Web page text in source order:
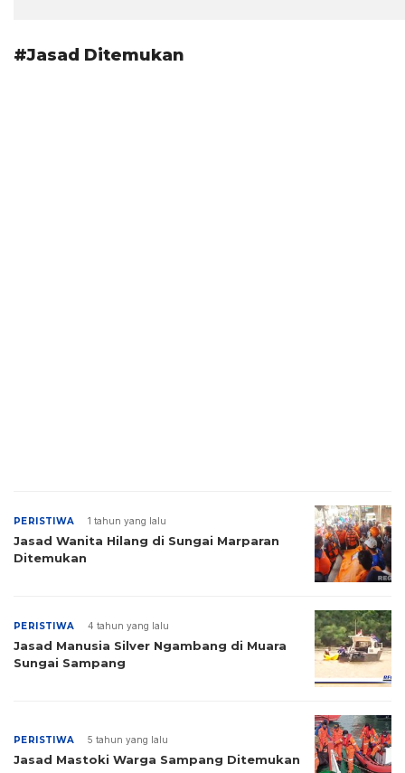
#Jasad Ditemukan
PERISTIWA 1 tahun yang lalu
Jasad Wanita Hilang di Sungai Marparan
Ditemukan
PERISTIWA 4 tahun yang lalu
Jasad Manusia Silver Ngambang di Muara
Sungai Sampang
PERISTIWA 5 tahun yang lalu
Jasad Mastoki Warga Sampang Ditemukan